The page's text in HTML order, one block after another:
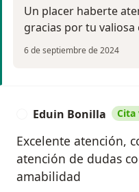
Un placer haberte
gracias por tu valiosa
6 de septiembre de 2024
Eduin Bonilla Cita
Excelente atención,
atención de dudas
amabilidad